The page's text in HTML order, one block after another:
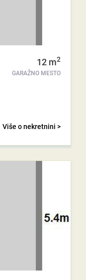
12 m2
GARAŽNO MESTO
Više o nekretnini >